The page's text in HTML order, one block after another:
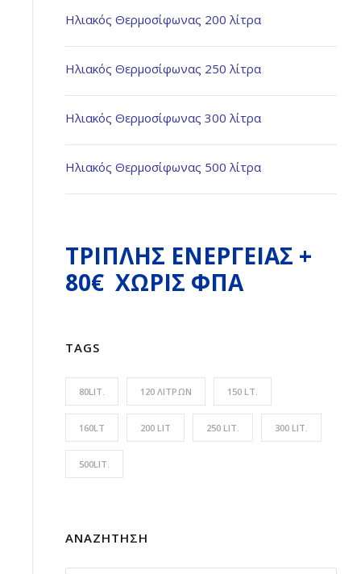
Ηλιακός Θερμοσίφωνας 200 λίτρα
Ηλιακός Θερμοσίφωνας 250 λίτρα
Ηλιακός Θερμοσίφωνας 300 λίτρα
Ηλιακός Θερμοσίφωνας 500 λίτρα
ΤΡΙΠΛΗΣ ΕΝΕΡΓΕΙΑΣ +
80€ ΧΩΡΙΣ ΦΠΑ
TAGS
80LIT. 120 ΛΊΤΡΩΝ 150 LT.
160LT 200 LIT 250 LIT. 300 LIT.
500LIT.
ΑΝΑΖΉΤΗΣΗ